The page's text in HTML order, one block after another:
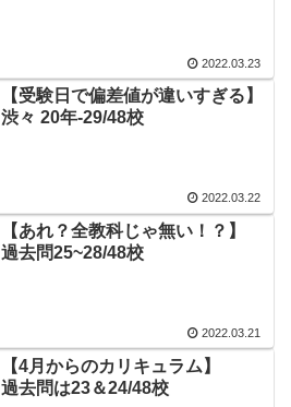
2022.03.23
【受験日で偏差値が違いすぎる】
渋々 20年‐29/48校
2022.03.22
【あれ？全教科じゃ無い！？】
過去問25~28/48校
2022.03.21
【4月からのカリキュラム】
過去問は23＆24/48校